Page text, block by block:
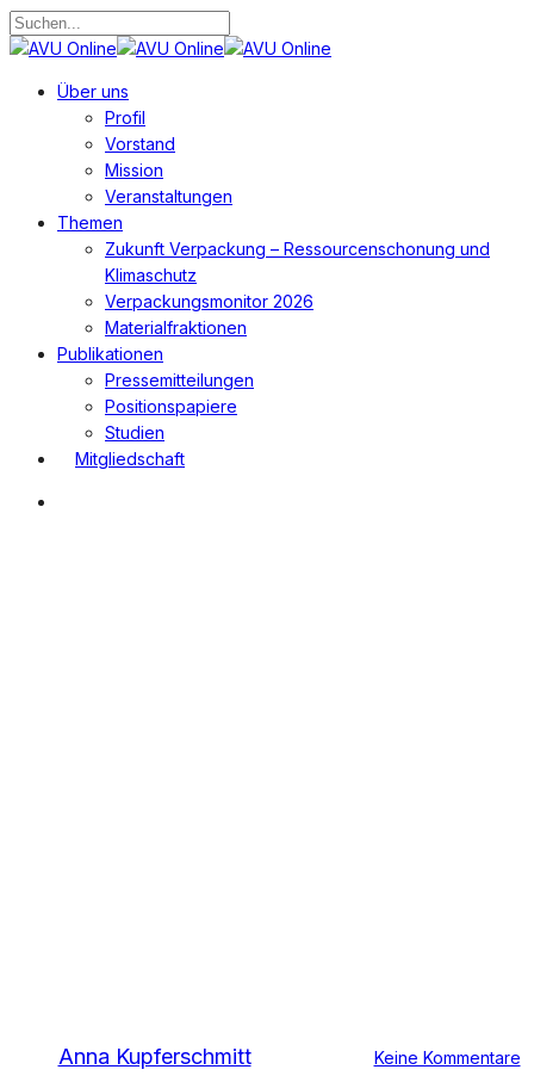
Zum
Hauptinhalt
Suche
Suchen
Menü
Über uns
Profil
Vorstand
Mission
Veranstaltungen
Themen
Zukunft Verpackung – Ressourcenschonung und
Klimaschutz
Verpackungsmonitor 2026
Materialfraktionen
Publikationen
Pressemitteilungen
Positionspapiere
Studien
Mitgliedschaft
Anna Kupferschmitt29. Januar 2021 Keine Kommentare